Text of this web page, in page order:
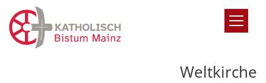
Zum Inhalt springen
Weltkirche